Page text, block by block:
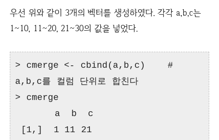
우선 위와 같이 3개의 벡터를 생성하였다. 각각 a,b,c는
1~10, 11~20, 21~30의 값을 넣었다.
> cmerge <- cbind(a,b,c) #
a,b,c를 컬럼 단위로 합친다
> cmerge
a b c
[1,] 1 11 21